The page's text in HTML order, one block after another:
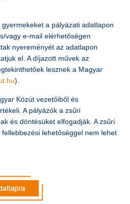
a pályázati adatlapon
vagy e-mail elérhetőségen
nyereményét az adatlapon
el. A díjazott művek az
lesznek a Magyar
).
Közút vezetőiből és
A pályázók a zsűri
és döntésüket elfogadják. A zsűri
lehetőséggel nem lehet